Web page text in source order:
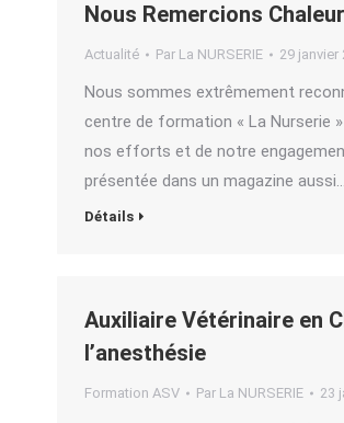
Nous Remercions
Actualité Par La NURSERIE 29 janvier
Nous sommes extrêmement
centre de formation « La Nurserie
nos efforts et de notre
présentée dans un magazine aussi…
Détails
Auxiliaire Vétérinaire en
l’anesthésie
Formation ASV Par La NURSERIE 23